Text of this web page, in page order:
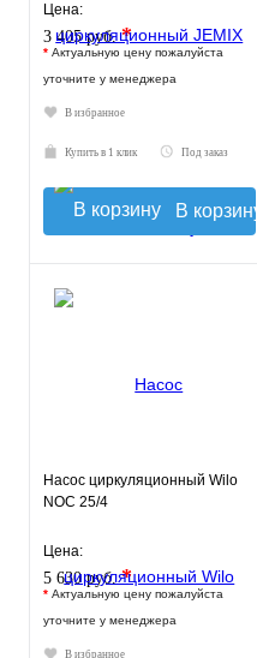
Цена:
3 405 руб.*
* Актуальную цену пожалуйста
уточните у менеджера
В избранное
Купить в 1 клик Под заказ
В корзину
Насос циркуляционный Wilo
NOC 25/4
Цена:
5 630 руб.*
* Актуальную цену пожалуйста
уточните у менеджера
В избранное